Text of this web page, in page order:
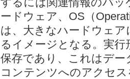
ードウェア、OS（
は、大きなハードウェ
るイメージとなる。実
保存であり、これはデ
コンテンツへのアクセ